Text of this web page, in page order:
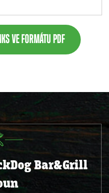
VE FORMÁTU PDF
Bar&Grill